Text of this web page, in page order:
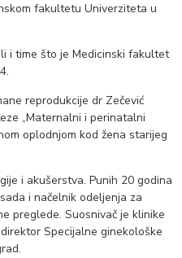
fakultetu Univerziteta u
i time što je Medicinski fakultet
reprodukcije dr Zečević
„Maternalni i perinatalni
oplodnjom kod žena starijeg
i akušerstva. Punih 20 godina
i načelnik odeljenja za
preglede. Suosnivač je klinike
Specijalne ginekološke